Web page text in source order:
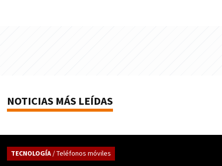
NOTICIAS MÁS LEÍDAS
TECNOLOGÍA/ Teléfonos móviles